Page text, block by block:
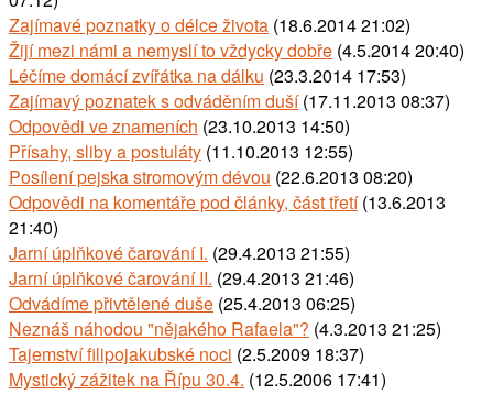
Zajímavé poznatky o délce života (18.6.2014 21:02)
Žijí mezi námi a nemyslí to vždycky dobře (4.5.2014 20:40)
Léčíme domácí zvířátka na dálku (23.3.2014 17:53)
Zajímavý poznatek s odváděním duší(17.11.2013 08:37)
Odpovědi ve znameních (23.10.2013 14:50)
Přísahy, sliby a postuláty (11.10.2013 12:55)
Posílení pejska stromovým dévou (22.6.2013 08:20)
Odpovědi na komentáře pod články, část třetí(13.6.2013
21:40)
Jarní úplňkové čarování I. (29.4.2013 21:55)
Jarní úplňkové čarování II. (29.4.2013 21:46)
Odvádíme přivtělené duše (25.4.2013 06:25)
Neznáš náhodou "nějakého Rafaela"? (4.3.2013 21:25)
Tajemství filipojakubské noci (2.5.2009 18:37)
Mystický zážitek na Řípu 30.4. (12.5.2006 17:41)